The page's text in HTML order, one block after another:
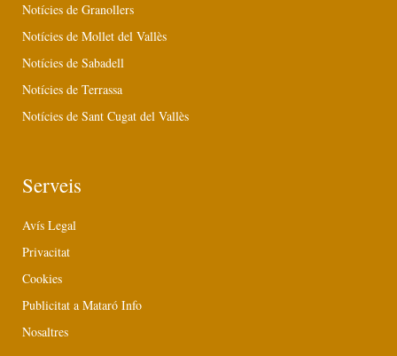
Notícies de Granollers
Notícies de Mollet del Vallès
Notícies de Sabadell
Notícies de Terrassa
Notícies de Sant Cugat del Vallès
Serveis
Avís Legal
Privacitat
Cookies
Publicitat a Mataró Info
Nosaltres